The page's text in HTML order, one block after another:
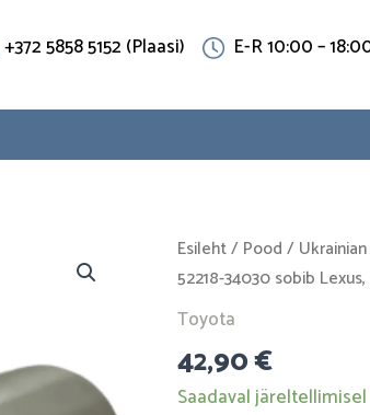
+372 5858 5152 (Plaasi) E-R 10:00 –
Esileht/ Pood /
52218-34030 sobib
Toyota
42,90€
Saadaval järeltellimisel
Raami
puks
52218-
34030
sobib
Lexus,